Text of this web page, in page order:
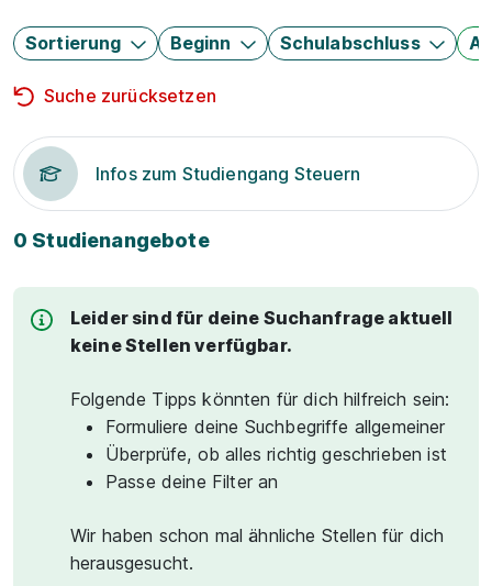
Sortierung Beginn Schulabschluss
Suche zurücksetzen
Infos zum Studiengang Steuern
0 Studienangebote
Leider sind für deine Suchanfrage aktuell
keine Stellen verfügbar.
Folgende Tipps könnten für dich hilfreich sein:
Formuliere deine Suchbegriffe allgemeiner
Überprüfe, ob alles richtig geschrieben ist
Passe deine Filter an
Wir haben schon mal ähnliche Stellen für dich
herausgesucht.